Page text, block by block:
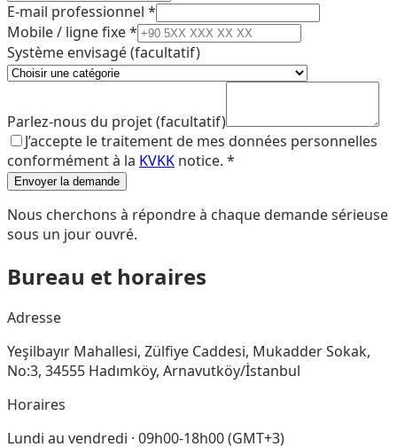
E-mail professionnel *
Mobile / ligne fixe*
Système envisagé(facultatif)
Parlez-nous du projet(facultatif)
J’accepte le traitement de mes données personnelles
conformément à la KVKK notice. *
Envoyer la demande
Nous cherchons à répondre à chaque demande sérieuse
sous un jour ouvré.
Bureau et horaires
Adresse
Yeşilbayır Mahallesi, Zülfiye Caddesi, Mukadder Sokak,
No:3, 34555 Hadımköy, Arnavutköy/İstanbul
Horaires
Lundi au vendredi · 09h00-18h00 (GMT+3)